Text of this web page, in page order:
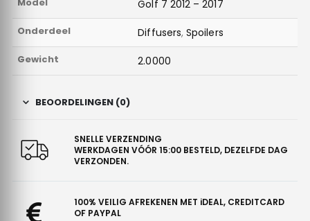
Golf 7 2012 – 2017
Onderdeel Diffusers,Spoilers
Gewicht 2.0000
BEOORDELINGEN (0)
SNELLE VERZENDING
WERKDAGEN VÓÓR 15:00 BESTELD, DEZELFDE DAG
VERZONDEN.
100% VEILIG AFREKENEN MET iDEAL, CREDITCARD
OF PAYPAL